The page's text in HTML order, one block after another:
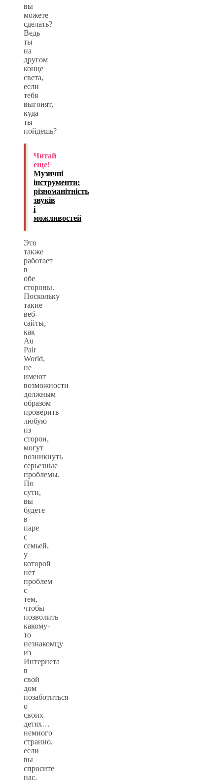
вы
можете
сделать?
Ведь
ты
на
другом
конце
света,
если
тебя
выгонят,
куда
ты
пойдешь?
Читай
еще!
Музичні
інструменти:
різноманітність
звуків
і
можливостей
Это
также
работает
в
обе
стороны.
Поскольку
такие
веб-
сайты,
как
Au
Pair
World,
не
имеют
возможности
должным
образом
проверить
любую
из
сторон,
могут
возникнуть
серьезные
проблемы.
По
сути,
вы
будете
в
паре
с
семьей,
у
которой
нет
проблем
с
тем,
чтобы
позволить
какому-
то
незнакомцу
из
Интернета
в
свой
дом
позаботиться
о
своих
детях…
немного
странно,
если
вы
спросите
нас.